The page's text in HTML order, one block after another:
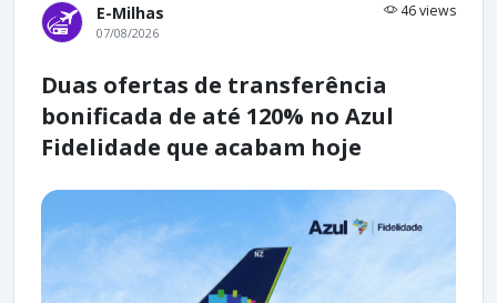
E-Milhas 46 views
07/08/2026
Duas ofertas de transferência
bonificada de até 120% no Azul
Fidelidade que acabam hoje